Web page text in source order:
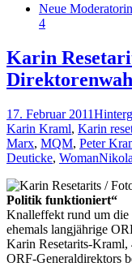
Neue
4
Karin
17. Februar 2011
Karin Kraml, Karin
Marx, MQM, Peter
Deuticke, Woman
Politik funktioniert“
Knalleffekt rund um die
ehemals langjährige
Karin Resetarits-Kraml,
ORF-Generaldirektors